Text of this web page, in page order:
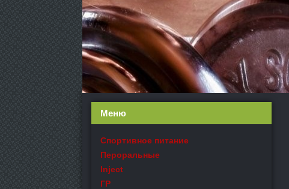
Меню
Спортивное питание
Пероральные
Inject
ГР